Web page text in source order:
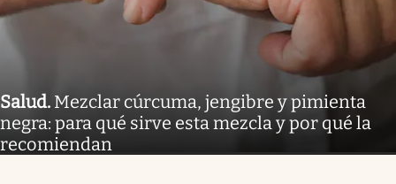
Salud. Mezclar cúrcuma, jengibre y pimienta
negra: para qué sirve esta mezcla y por qué la
recomiendan